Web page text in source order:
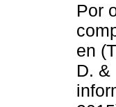
Por
en
D. &